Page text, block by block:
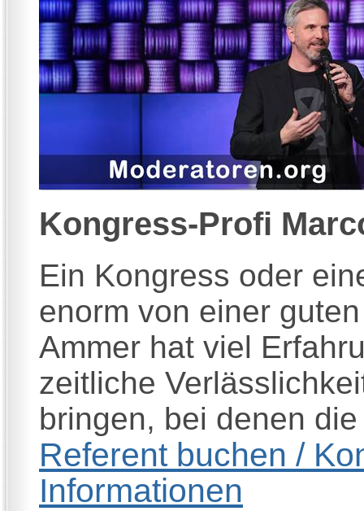
Kongress-Profi
Ein Kongress oder
enorm von einer
Ammer hat viel
zeitliche
bringen, bei denen
Referent buchen /
Informationen